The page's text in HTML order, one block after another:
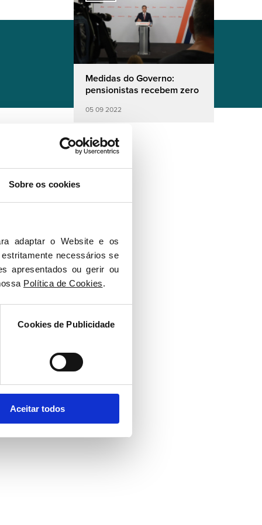
Sobre os cookies
adaptar o Website e os
necessários se
apresentados ou gerir ou
Política de Cookies.
Cookies de Publicidade
Aceitar todos
Medidas do Governo:
pensionistas recebem zero
05 09 2022